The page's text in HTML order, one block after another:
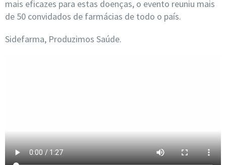
mais eficazes para estas doenças, o evento reuniu mais
de 50 convidados de farmácias de todo o país.
Sidefarma, Produzimos Saúde.